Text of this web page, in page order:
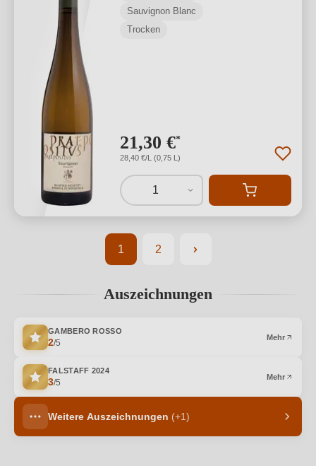
Sauvignon Blanc
Trocken
21,30 €*
28,40 €/L (0,75 L)
1
Seite
1
Seite
2
Auszeichnungen
GAMBERO ROSSO
2/5
Mehr
FALSTAFF 2024
3/5
Mehr
Weitere Auszeichnungen (+1)